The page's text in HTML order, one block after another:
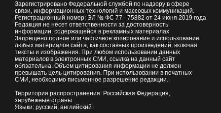
Зарегистрировано Федеральной службой по надзору в сфере
связи, информационных технологий и массовых коммуникаций.
Регистрационный номер: ЭЛ № ФС 77 - 75882 от 24 июня 2019 года
Редакция не несет ответственности за достоверность
информации, содержащейся в рекламных материалах
Запрещено полное или частичное копирование и использование
любых материалов сайта, как составных произведений, включая
тексты и изображения. При любом использовании данных
материалов в электронных СМИ, ссылка на данный сайт
обязательна. Объем цитирования информации не должен
превышать цель цитирования. При использовании в печатных
СМИ, необходимо письменное разрешение редакции.
Территория распространения: Российская Федерация,
зарубежные страны
Языки: русский, английский